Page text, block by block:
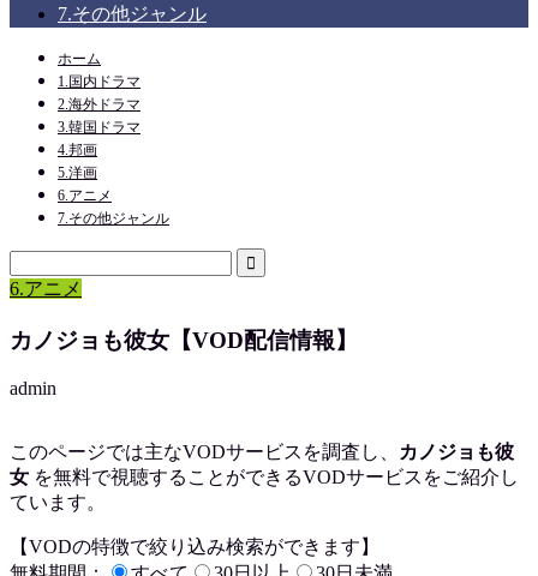
7.その他ジャンル
ホーム
1.国内ドラマ
2.海外ドラマ
3.韓国ドラマ
4.邦画
5.洋画
6.アニメ
7.その他ジャンル
6.アニメ
カノジョも彼女【VOD配信情報】
admin
このページでは主なVODサービスを調査し、 カノジョも彼
女 を無料で視聴することができるVODサービスをご紹介し
ています。
【VODの特徴で絞り込み検索ができます】